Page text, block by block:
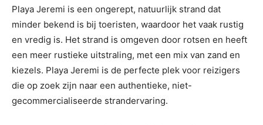
Playa Jeremi is een ongerept, natuurlijk strand dat
minder bekend is bij toeristen, waardoor het vaak rustig
en vredig is. Het strand is omgeven door rotsen en heeft
een meer rustieke uitstraling, met een mix van zand en
kiezels. Playa Jeremi is de perfecte plek voor reizigers
die op zoek zijn naar een authentieke, niet-
gecommercialiseerde strandervaring.